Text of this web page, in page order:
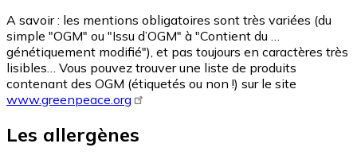
A savoir : les mentions obligatoires sont très variées (du
simple "OGM" ou "Issu d’OGM" à "Contient du …
génétiquement modifié"), et pas toujours en caractères très
lisibles… Vous pouvez trouver une liste de produits
contenant des OGM (étiquetés ou non !) sur le site
www.greenpeace.org
Les allergènes